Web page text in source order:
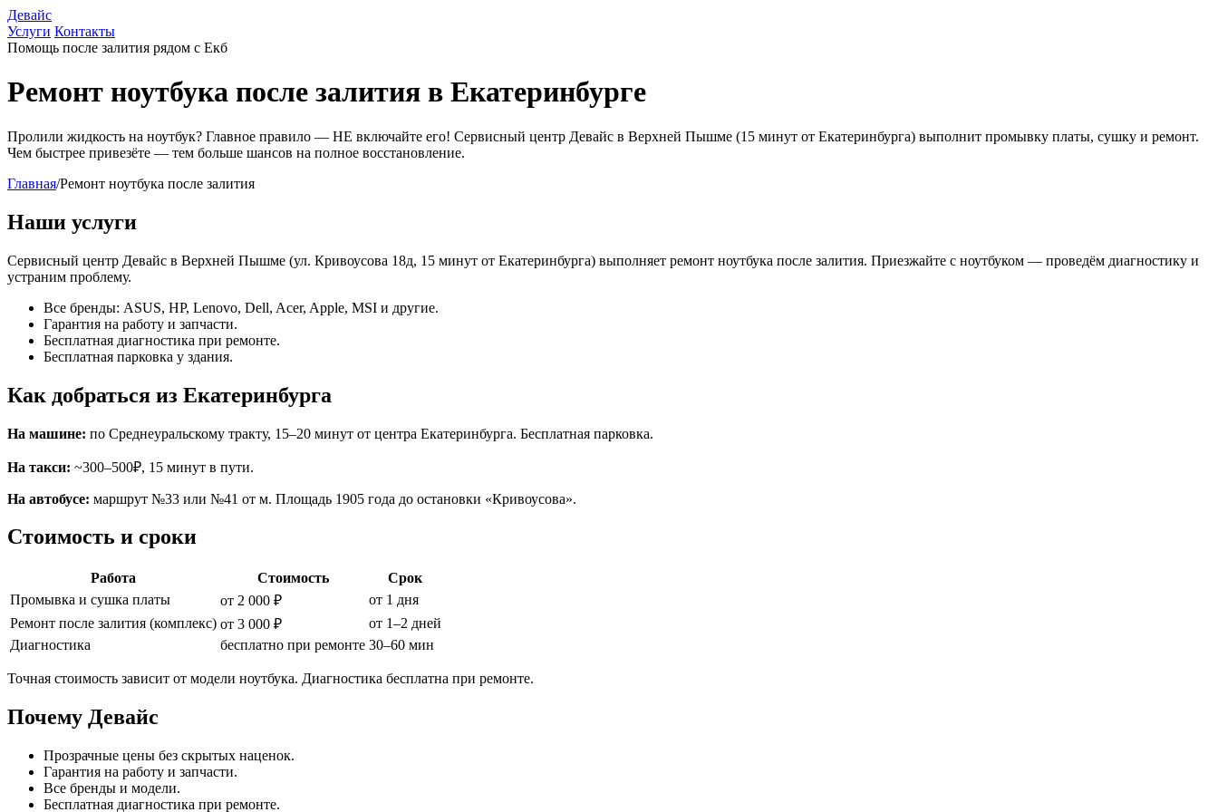
Девайс
Услуги Контакты
Помощь после залития рядом с Екб
Ремонт ноутбука после залития в Екатеринбурге
Пролили жидкость на ноутбук? Главное правило — НЕ включайте его! Сервисный центр Девайс в Верхней Пышме (15 минут от Екатеринбурга) выполнит промывку платы, сушку и ремонт.
Чем быстрее привезёте — тем больше шансов на полное восстановление.
Главная/Ремонт ноутбука после залития
Наши услуги
Сервисный центр Девайс в Верхней Пышме (ул. Кривоусова 18д, 15 минут от Екатеринбурга) выполняет ремонт ноутбука после залития. Приезжайте с ноутбуком — проведём диагностику и
устраним проблему.
Все бренды: ASUS, HP, Lenovo, Dell, Acer, Apple, MSI и другие.
Гарантия на работу и запчасти.
Бесплатная диагностика при ремонте.
Бесплатная парковка у здания.
Как добраться из Екатеринбурга
На машине: по Среднеуральскому тракту, 15–20 минут от центра Екатеринбурга. Бесплатная парковка.
На такси: ~300–500₽, 15 минут в пути.
На автобусе: маршрут №33 или №41 от м. Площадь 1905 года до остановки «Кривоусова».
Стоимость и сроки
Работа Стоимость
Срок
Промывка и сушка платы
от 2 000 ₽
от 1 дня
Ремонт после залития (комплекс) от 3 000 ₽
от 1–2 дней
Диагностика
бесплатно при ремонте 30–60 мин
Точная стоимость зависит от модели ноутбука. Диагностика бесплатна при ремонте.
Почему Девайс
Прозрачные цены без скрытых наценок.
Гарантия на работу и запчасти.
Все бренды и модели.
Бесплатная диагностика при ремонте.